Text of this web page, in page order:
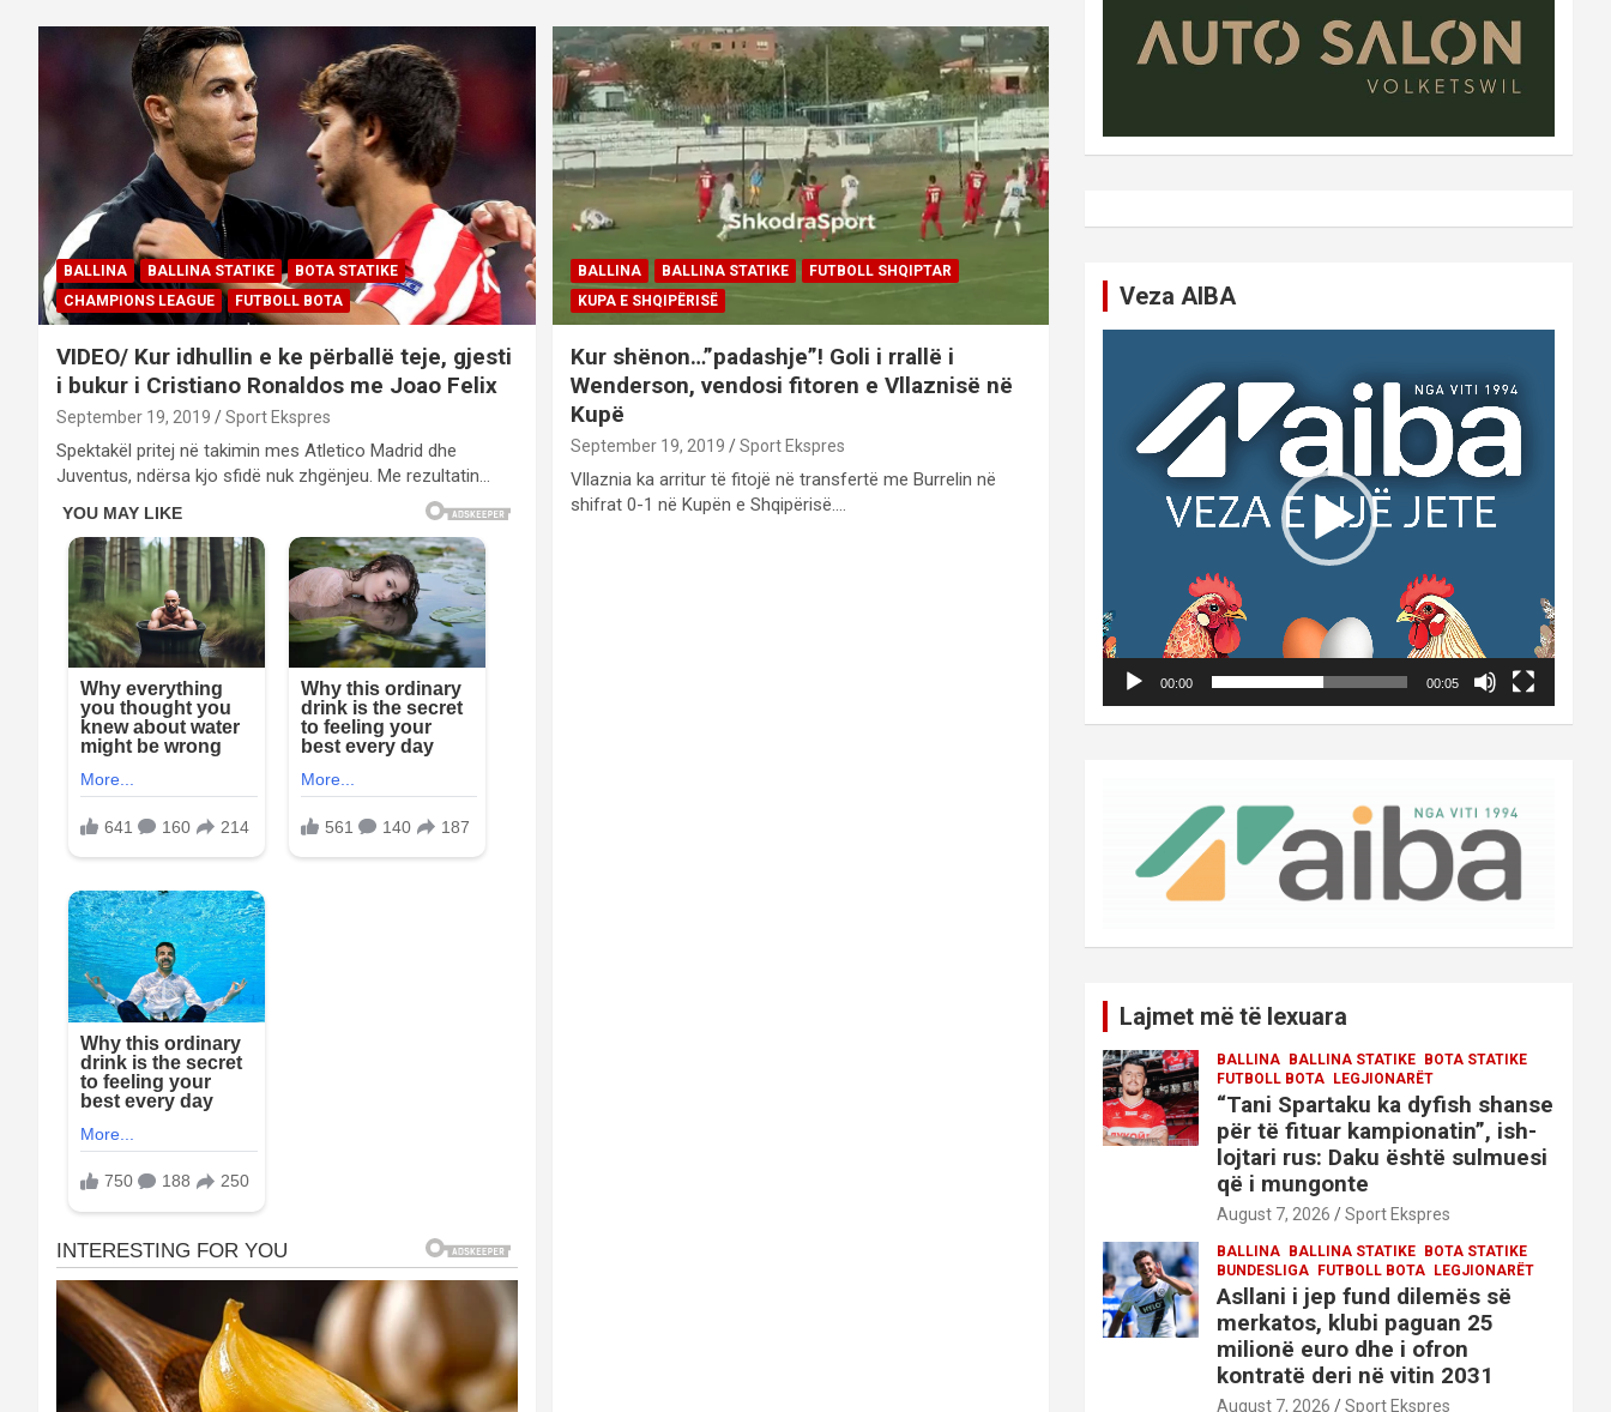
BALLINA BALLINA STATIKE
BOTA STATIKE
CHAMPIONS LEAGUE
FUTBOLL BOTA
VIDEO/ Kur idhullin e ke përballë teje, gjesti
i bukur i Cristiano Ronaldos me Joao Felix
September 19, 2019 Sport Ekspres
Spektakël pritej në takimin mes Atletico Madrid dhe
Juventus, ndërsa kjo sfidë nuk zhgënjeu. Me rezultatin…
BALLINA BALLINA STATIKE
FUTBOLL SHQIPTAR
KUPA E SHQIPËRISË
Kur shënon…”padashje”! Goli i rrallë i
Wenderson, vendosi fitoren e Vllaznisë në
Kupë
September 19, 2019 Sport Ekspres
Vllaznia ka arritur të fitojë në transfertë me Burrelin në
shifrat 0-1 në Kupën e Shqipërisë.…
Veza AIBA
00:00 00:05
Lajmet më të lexuara
BALLINA BALLINA STATIKE BOTA STATIKE
FUTBOLL BOTA LEGJIONARËT
“Tani Spartaku ka dyfish shanse
për të fituar kampionatin”, ish-
lojtari rus: Daku është sulmuesi
që i mungonte
August 7, 2026 Sport Ekspres
BALLINA BALLINA STATIKE BOTA STATIKE
BUNDESLIGA FUTBOLL BOTA LEGJIONARËT
Asllani i jep fund dilemës së
merkatos, klubi paguan 25
milionë euro dhe i ofron
kontratë deri në vitin 2031
August 7, 2026 Sport Ekspres